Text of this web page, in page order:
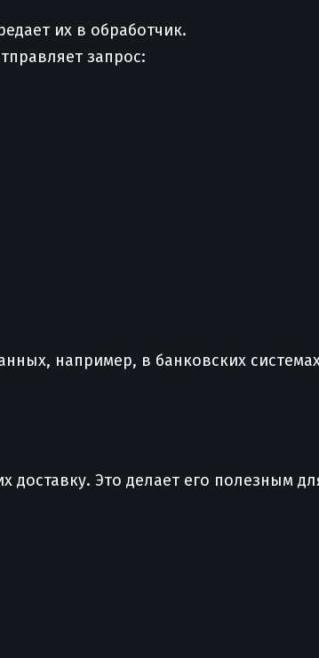
их в обработчик.
запрос:
например, в банковских
доставку. Это делает его полезным